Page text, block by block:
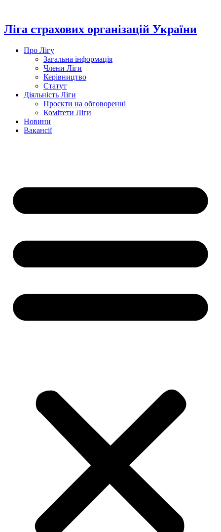
вмісту
Ліга страхових організацій України
Про Лігу
Загальна інформація
Члени Ліги
Керівництво
Статут
Діяльність Ліги
Проєкти на обговоренні
Комітети Ліги
Новини
Вакансії